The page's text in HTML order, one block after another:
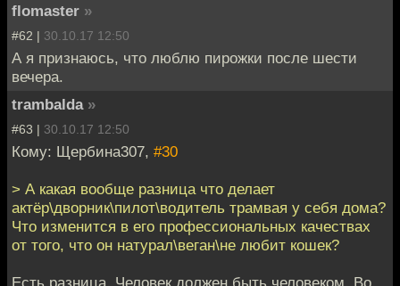
flomaster »
#62 | 30.10.17 12:50
А я признаюсь, что люблю пирожки после шести
вечера.
trambalda »
#63 | 30.10.17 12:50
Кому: Щербина307, #30
> А какая вообще разница что делает
актёр\дворник\пилот\водитель трамвая у себя дома?
Что изменится в его профессиональных качествах
от того, что он натурал\веган\не любит кошек?